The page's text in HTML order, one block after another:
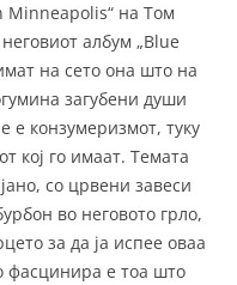
Minneapolis“ на Том
албум „Blue
на сето она што на
загубени души
е конзумеризмот, туку
кој го имаат. Темата
со црвени завеси
во неговото грло,
за да ја испее оваа
фасцинира е тоа што